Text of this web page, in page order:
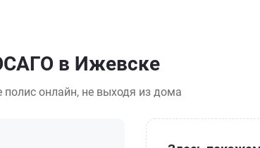
в Ижевске
онлайн, не выходя из дома